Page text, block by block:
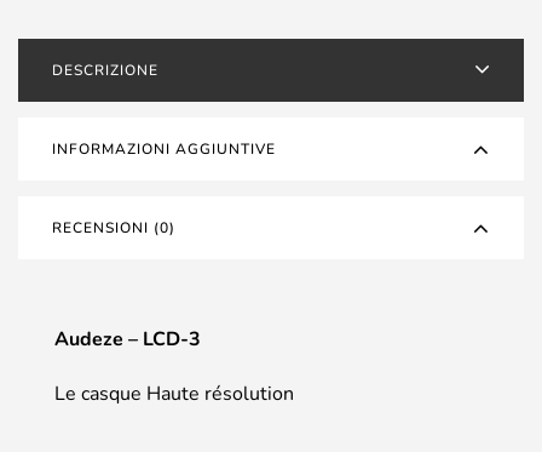
DESCRIZIONE
INFORMAZIONI AGGIUNTIVE
RECENSIONI (0)
Audeze – LCD-3
Le casque Haute résolution